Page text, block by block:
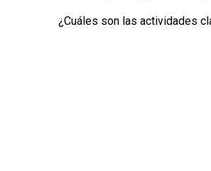
¿Cuáles son las actividades